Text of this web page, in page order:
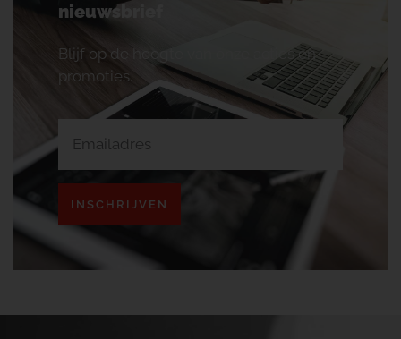
nieuwsbrief
Blijf op de hoogte van onze acties en
promoties.
INSCHRIJVEN